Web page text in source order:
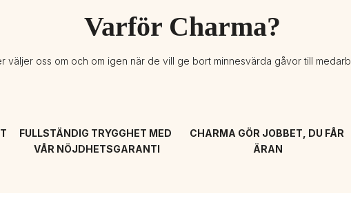
Varför Charma?
väljer oss om och om igen när de vill ge bort minnesvärda gåvor till
FULLSTÄNDIG TRYGGHET MED
VÅR NÖJDHETSGARANTI
CHARMA GÖR JOBBET, DU FÅR
ÄRAN